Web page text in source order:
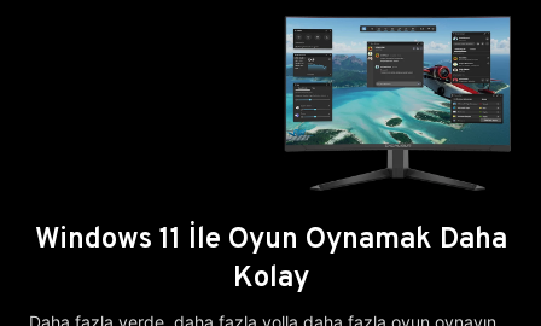
Windows 11 İle Oyun Oynamak Daha
Kolay
Daha fazla yerde, daha fazla yolla daha fazla oyun oynayın.